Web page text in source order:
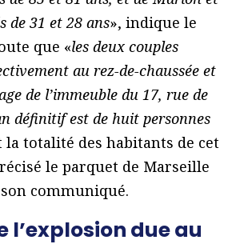
de 31 et 28 ans», indique le
que «les deux couples
au rez-de-chaussée et
de l’immeuble du 17, rue de
définitif est de huit personnes
la totalité des habitants de cet
le parquet de Marseille
communiqué.
l’explosion due au